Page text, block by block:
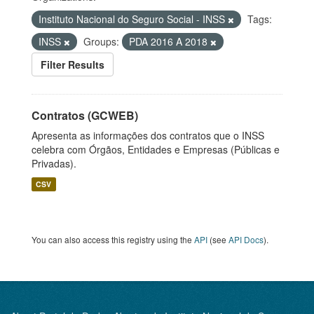
Instituto Nacional do Seguro Social - INSS
Tags:
INSS
Groups:
PDA 2016 A 2018
Filter Results
Contratos (GCWEB)
Apresenta as informações dos contratos que o INSS
celebra com Órgãos, Entidades e Empresas (Públicas e
Privadas).
CSV
You can also access this registry using the API (see API Docs).